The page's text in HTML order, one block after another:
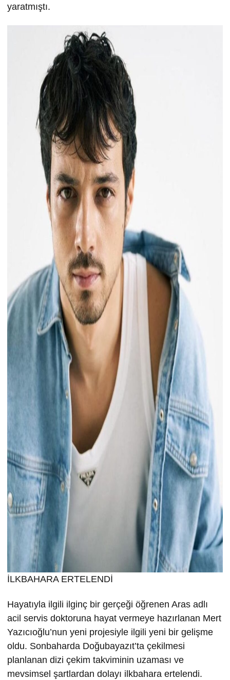
yaratmıştı.
İLKBAHARA ERTELENDİ
Hayatıyla ilgili ilginç bir gerçeği öğrenen Aras adlı
acil servis doktoruna hayat vermeye hazırlanan Mert
Yazıcıoğlu’nun yeni projesiyle ilgili yeni bir gelişme
oldu. Sonbaharda Doğubayazıt’ta çekilmesi
planlanan dizi çekim takviminin uzaması ve
mevsimsel şartlardan dolayı ilkbahara ertelendi.